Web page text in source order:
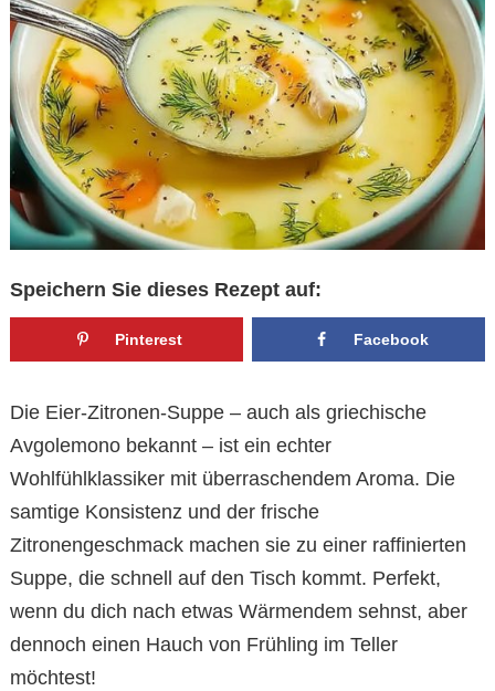
Speichern Sie dieses Rezept auf:
Pinterest Facebook
Die Eier-Zitronen-Suppe – auch als griechische
Avgolemono bekannt – ist ein echter
Wohlfühlklassiker mit überraschendem Aroma. Die
samtige Konsistenz und der frische
Zitronengeschmack machen sie zu einer raffinierten
Suppe, die schnell auf den Tisch kommt. Perfekt,
wenn du dich nach etwas Wärmendem sehnst, aber
dennoch einen Hauch von Frühling im Teller
möchtest!